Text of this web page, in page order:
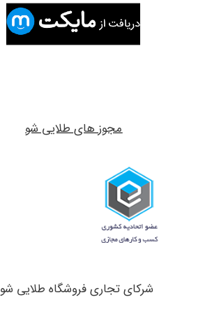
شرکای تجاری ​​​​​​​فروشگاه طلایی شو
مجوز های طلایی شو